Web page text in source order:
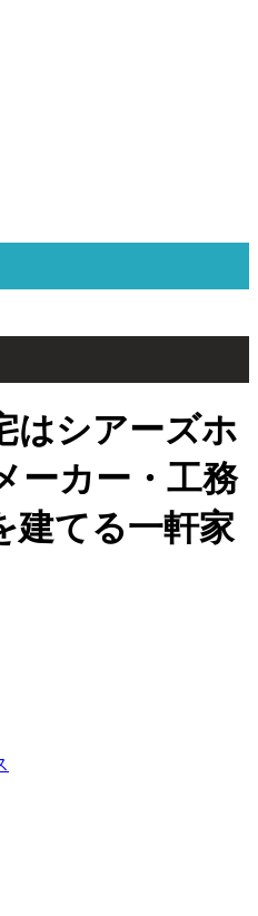
はシアーズホ
ーカー・工務
建てる一軒家